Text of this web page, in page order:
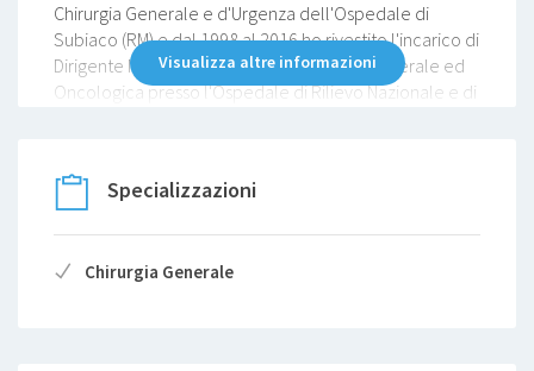
Chirurgia Generale e d'Urgenza dell'Ospedale di
Subiaco (RM) e dal 1998 al 2016 ho rivestito l'incarico di
Dirigente Medico di 1° livello in Chirurgia Generale ed
Oncologica presso l'Ospedale di Rilievo Nazionale e di
completato la mia formazione in chirurgia oncologica
addominale eseguendo numerosi interventi di
responsabile del coordinamento delle attività di
Visualizza altre informazioni
Specializzazioni
Chirurgia Generale